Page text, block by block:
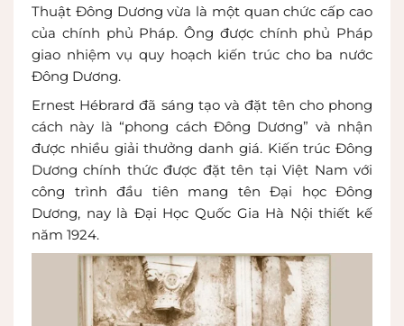
Thuật Đông Dương vừa là một quan chức cấp cao
của chính phủ Pháp. Ông được chính phủ Pháp
giao nhiệm vụ quy hoạch kiến trúc cho ba nước
Đông Dương.
Ernest Hébrard đã sáng tạo và đặt tên cho phong
cách này là “phong cách Đông Dương” và nhận
được nhiều giải thưởng danh giá. Kiến trúc Đông
Dương chính thức được đặt tên tại Việt Nam với
công trình đầu tiên mang tên Đại học Đông
Dương, nay là Đại Học Quốc Gia Hà Nội thiết kế
năm 1924.